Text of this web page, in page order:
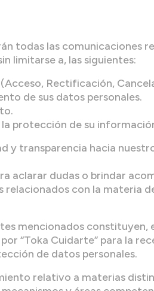
todas las comunicaciones
limitarse a, las siguientes:
Rectificación,
de sus datos personales.
protección de su
transparencia hacia
aclarar dudas o brindar
relacionados con la materia
mencionados constituyen,
“Toka Cuidarte” para la
de datos personales.
relativo a materias